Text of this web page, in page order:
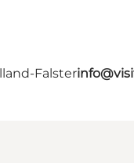
Falster